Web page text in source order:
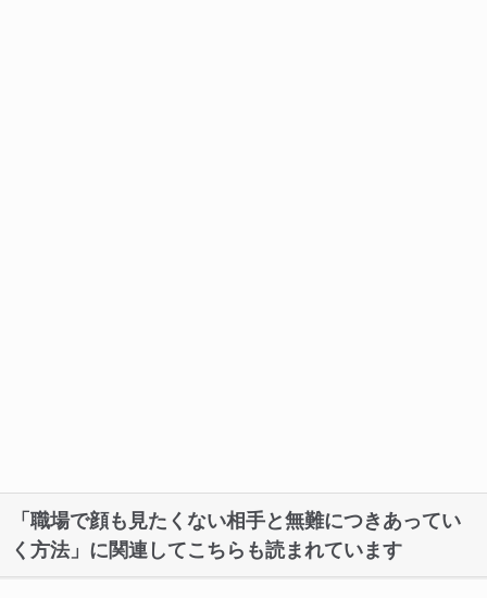
「職場で顔も見たくない相手と無難につきあってい
く方法」に関連してこちらも読まれています